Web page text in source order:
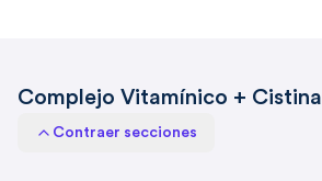
Complejo Vitamínico + Cistina
Contraer secciones